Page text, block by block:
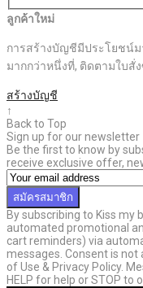
ลูกค้าใหม่
การสร้างบัญชีมีประโยชน์ม
มากกว่าหนึ่งที่, ติดตามใบสั่
สร้างบัญชี
↑
Back to Top
Sign up for our newsletter
Be the first to know by
receive exclusive offer,
สมัครสมาชิก
By subscribing to Kiss my
automated promotional
cart reminders) via
messages. Consent is not
of Use & Privacy Policy.
HELP for help or STOP to